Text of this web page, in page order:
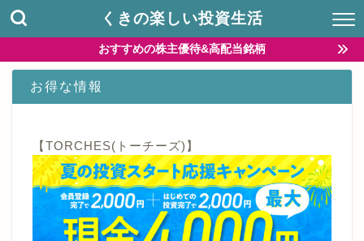
くきの楽しい投資生活
おすすめの株主優待&高配当銘柄
お得な情報
【TORCHES(トーチーズ)】